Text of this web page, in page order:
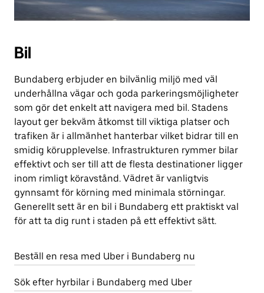
Bil
Bundaberg erbjuder en bilvänlig miljö med väl
underhållna vägar och goda parkeringsmöjligheter
som gör det enkelt att navigera med bil. Stadens
layout ger bekväm åtkomst till viktiga platser och
trafiken är i allmänhet hanterbar vilket bidrar till en
smidig körupplevelse. Infrastrukturen rymmer bilar
effektivt och ser till att de flesta destinationer ligger
inom rimligt köravstånd. Vädret är vanligtvis
gynnsamt för körning med minimala störningar.
Generellt sett är en bil i Bundaberg ett praktiskt val
för att ta dig runt i staden på ett effektivt sätt.
Beställ en resa med Uber i Bundaberg nu
Sök efter hyrbilar i Bundaberg med Uber